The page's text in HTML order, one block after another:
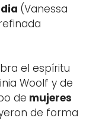
(Vanessa
el espíritu
Woolf y de
de mujeres
de forma